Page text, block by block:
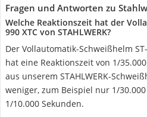
Fragen und Antworten zu
Welche Reaktionszeit hat der
990 XTC von STAHLWERK?
Der Vollautomatik-Schweißhelm ST-
hat eine Reaktionszeit von 1/
aus unserem STAHLWERK-
weniger, zum Beispiel nur 1/
1/10.000 Sekunden.